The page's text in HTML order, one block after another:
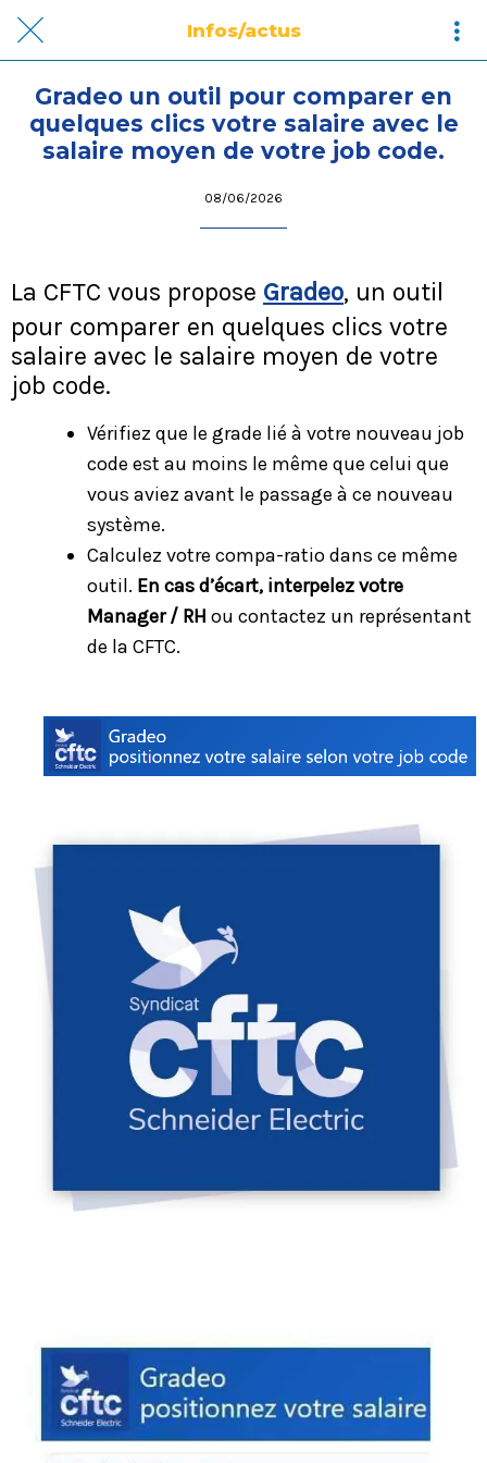
Infos/actus
Gradeo un outil pour comparer en
quelques clics votre salaire avec le
salaire moyen de votre job code.
08/06/2026
La CFTC vous propose Gradeo, un outil
pour comparer en quelques clics votre
salaire avec le salaire moyen de votre
job code.
Vérifiez que le grade lié à votre nouveau job
code est au moins le même que celui que
vous aviez avant le passage à ce nouveau
système.
Calculez votre compa-ratio dans ce même
outil. En cas d’écart, interpelez votre
Manager / RH ou contactez un représentant
de la CFTC.